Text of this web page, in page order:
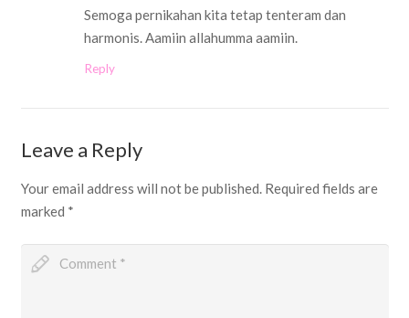
Semoga pernikahan kita tetap tenteram dan
harmonis. Aamiin allahumma aamiin.
Reply
Leave a Reply
Your email address will not be published. Required fields are
marked *